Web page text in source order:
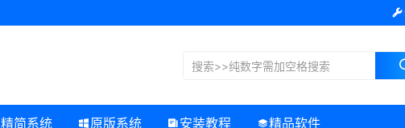
精简系统 原版系统 安装教程 精品软件